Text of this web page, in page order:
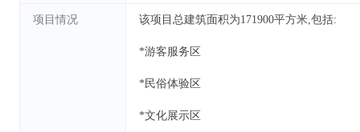
项目情况 该项目总建筑面积为171900平方米,包括:
*游客服务区
*民俗体验区
*文化展示区